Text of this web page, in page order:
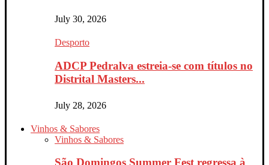
July 30, 2026
Desporto
ADCP Pedralva estreia-se com títulos no
Distrital Masters...
July 28, 2026
Vinhos & Sabores
Vinhos & Sabores
São Domingos Summer Fest regressa à